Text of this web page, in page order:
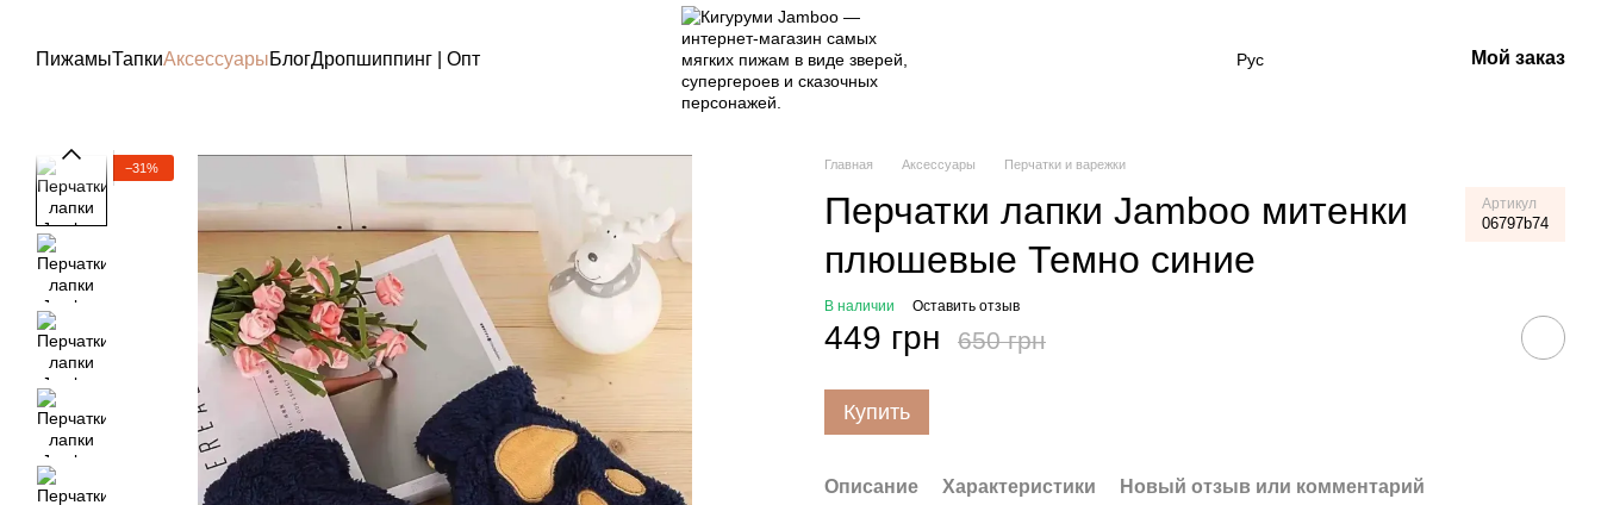
ПижамыТапкиАксессуарыБлогДропшиппинг | Опт Рус Мой заказ
−31% Главная Аксессуары Перчатки и варежки
Перчатки лапки Jamboo митенки
плюшевые Темно синие
Артикул
06797b74
В наличии Оставить отзыв
449 грн 650 грн
Купить
Описание Характеристики Новый отзыв или комментарий